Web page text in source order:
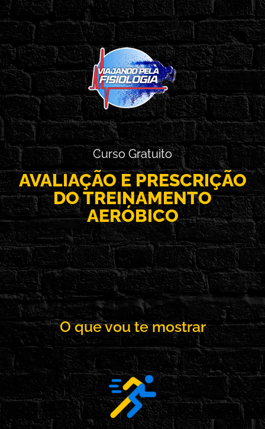
Curso Gratuito
AVALIAÇÃO E PRESCRIÇÃO
DO TREINAMENTO
AERÓBICO
O que vou te mostrar